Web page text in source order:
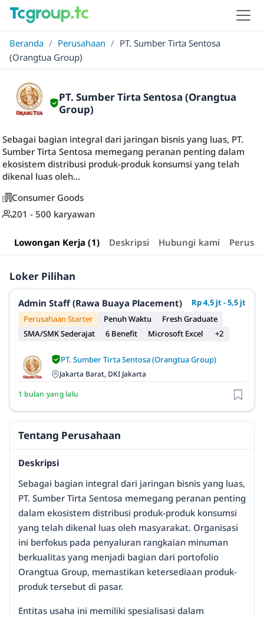
Beranda / Perusahaan / PT. Sumber Tirta Sentosa
(Orangtua Group)
PT. Sumber Tirta Sentosa (Orangtua
Group)
Sebagai bagian integral dari jaringan bisnis yang luas, PT.
Sumber Tirta Sentosa memegang peranan penting dalam
ekosistem distribusi produk-produk konsumsi yang telah
dikenal luas oleh...
Consumer Goods
201 - 500 karyawan
Lowongan Kerja (1) Deskripsi Hubungi kami
Loker Pilihan
Admin Staff (Rawa Buaya Placement)
Rp 4,5 jt - 5,5 jt
Perusahaan Starter
Penuh Waktu
Fresh Graduate
SMA/SMK Sederajat
6 Benefit Microsoft Excel +2
PT. Sumber Tirta Sentosa (Orangtua Group)
Jakarta Barat, DKI Jakarta
1 bulan yang lalu
Tentang Perusahaan
Deskripsi
Sebagai bagian integral dari jaringan bisnis yang luas,
PT. Sumber Tirta Sentosa memegang peranan penting
dalam ekosistem distribusi produk-produk konsumsi
yang telah dikenal luas oleh masyarakat. Organisasi
ini berfokus pada penyaluran rangkaian minuman
berkualitas yang menjadi bagian dari portofolio
Orangtua Group, memastikan ketersediaan produk-
produk tersebut di pasar.
Entitas usaha ini memiliki spesialisasi dalam